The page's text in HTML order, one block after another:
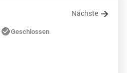
Nächste
Geschlossen